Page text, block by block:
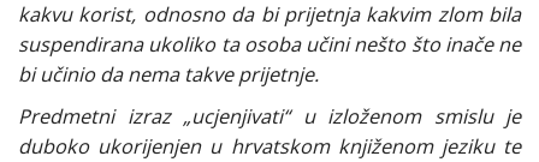
kakvu korist, odnosno da bi prijetnja kakvim zlom bila
suspendirana ukoliko ta osoba učini nešto što inače ne
bi učinio da nema takve prijetnje.
Predmetni izraz „ucjenjivati“ u izloženom smislu je
duboko ukorijenjen u hrvatskom knjiženom jeziku te